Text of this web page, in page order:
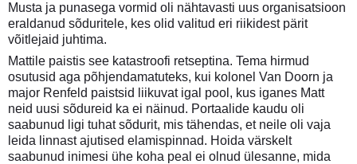
Musta ja punasega vormid oli nähtavasti uus organisatsioon
eraldanud sõduritele, kes olid valitud eri riikidest pärit
võitlejaid juhtima.
Mattile paistis see katastroofi retseptina. Tema hirmud
osutusid aga põhjendamatuteks, kui kolonel Van Doorn ja
major Renfeld paistsid liikuvat igal pool, kus iganes Matt
neid uusi sõdureid ka ei näinud. Portaalide kaudu oli
saabunud ligi tuhat sõdurit, mis tähendas, et neile oli vaja
leida linnast ajutised elamispinnad. Hoida värskelt
saabunud inimesi ühe koha peal ei olnud ülesanne, mida